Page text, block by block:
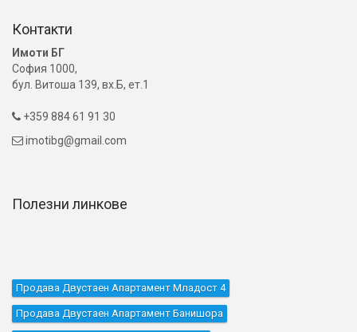
Контакти
Имоти БГ
София 1000,
бул. Витоша 139, вх.Б, ет.1
 +359 884 61 91 30
 imotibg@gmail.com
Полезни линкове
Продава Двустаен Апартамент Младост 4
Продава Двустаен Апартамент Банишора